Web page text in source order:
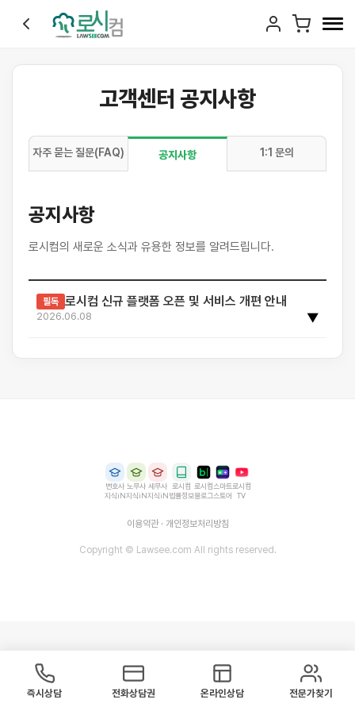
고객센터 공지사항
자주 묻는 질문(FAQ) 공지사항 1:1 문의
공지사항
로시컴의 새로운 소식과 유용한 정보를 알려드립니다.
필독 로시컴 신규 플랫폼 오픈 및 서비스 개편 안내
2026.06.08 ▼
변호사
지식iN
노무사
지식iN
세무사
지식iN
로시컴
법률정보
로시컴
블로그
스마트
스토어
로시컴
TV
이용약관· 개인정보처리방침
Copyright © Lawsee.com All rights reserved.
즉시상담 전화상담권 온라인상담 전문가찾기